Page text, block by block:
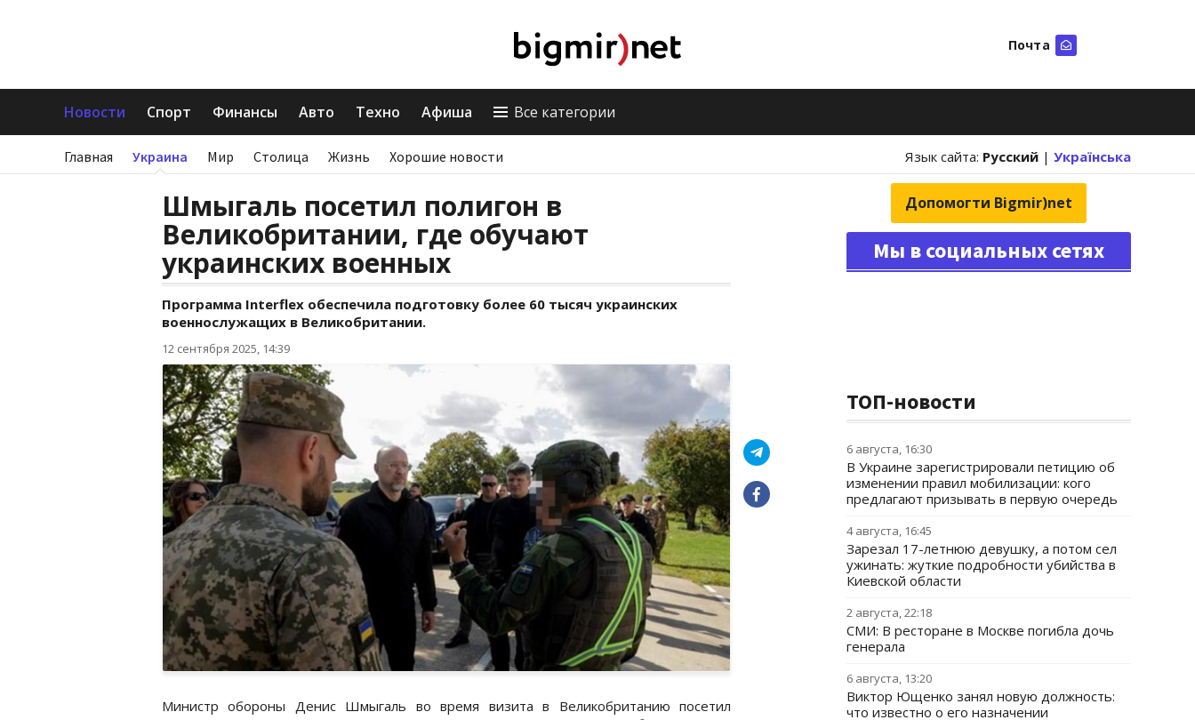
Почта
Новости Спорт Финансы Авто Техно Афиша Все категории
Главная Украина Мир Столица Жизнь Хорошие новости Язык сайта: Русский | Українська
Шмыгаль посетил полигон в
Великобритании, где обучают
украинских военных
Программа Interflex обеспечила подготовку более 60 тысяч украинских
военнослужащих в Великобритании.
12 сентября 2025, 14:39
Министр обороны Денис Шмыгаль во время визита в Великобританию посетил
Допомогти Bigmir)net
Мы в социальных сетях
ТОП-новости
6 августа, 16:30
В Украине зарегистрировали петицию об
изменении правил мобилизации: кого
предлагают призывать в первую очередь
4 августа, 16:45
Зарезал 17-летнюю девушку, а потом сел
ужинать: жуткие подробности убийства в
Киевской области
2 августа, 22:18
СМИ: В ресторане в Москве погибла дочь
генерала
6 августа, 13:20
Виктор Ющенко занял новую должность:
что известно о его назначении